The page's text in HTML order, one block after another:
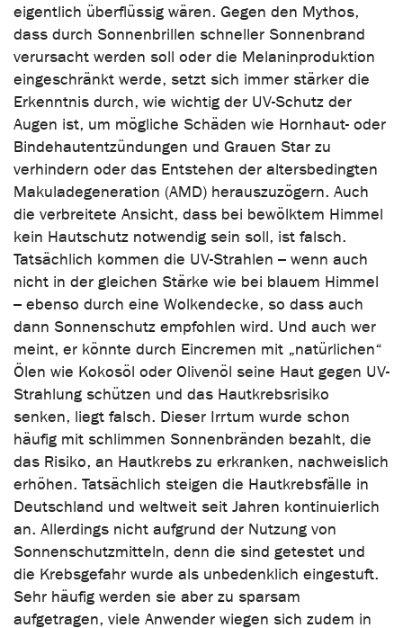
eigentlich überflüssig wären. Gegen den Mythos,
dass durch Sonnenbrillen schneller Sonnenbrand
verursacht werden soll oder die Melaninproduktion
eingeschränkt werde, setzt sich immer stärker die
Erkenntnis durch, wie wichtig der UV-Schutz der
Augen ist, um mögliche Schäden wie Hornhaut- oder
Bindehautentzündungen und Grauen Star zu
verhindern oder das Entstehen der altersbedingten
Makuladegeneration (AMD) herauszuzögern. Auch
die verbreitete Ansicht, dass bei bewölktem Himmel
kein Hautschutz notwendig sein soll, ist falsch.
Tatsächlich kommen die UV-Strahlen – wenn auch
nicht in der gleichen Stärke wie bei blauem Himmel
– ebenso durch eine Wolkendecke, so dass auch
dann Sonnenschutz empfohlen wird. Und auch wer
meint, er könnte durch Eincremen mit „natürlichen“
Ölen wie Kokosöl oder Olivenöl seine Haut gegen UV-
Strahlung schützen und das Hautkrebsrisiko
senken, liegt falsch. Dieser Irrtum wurde schon
häufig mit schlimmen Sonnenbränden bezahlt, die
das Risiko, an Hautkrebs zu erkranken, nachweislich
erhöhen. Tatsächlich steigen die Hautkrebsfälle in
Deutschland und weltweit seit Jahren kontinuierlich
an. Allerdings nicht aufgrund der Nutzung von
Sonnenschutzmitteln, denn die sind getestet und
die Krebsgefahr wurde als unbedenklich eingestuft.
Sehr häufig werden sie aber zu sparsam
aufgetragen, viele Anwender wiegen sich zudem in